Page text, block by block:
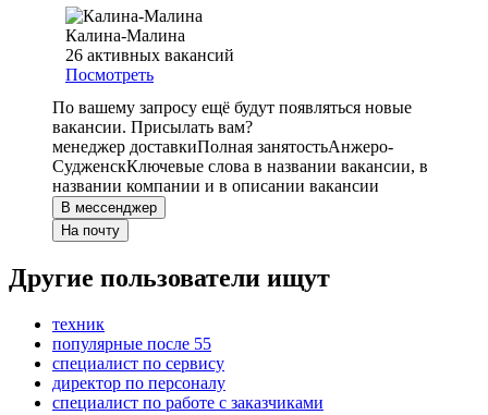
Калина-Малина
26 активных вакансий
Посмотреть
По вашему запросу ещё будут появляться новые
вакансии. Присылать вам?
менеджер доставкиПолная занятостьАнжеро-
СудженскКлючевые слова в названии вакансии, в
названии компании и в описании вакансии
В мессенджер
На почту
Другие пользователи ищут
техник
популярные после 55
специалист по сервису
директор по персоналу
специалист по работе с заказчиками